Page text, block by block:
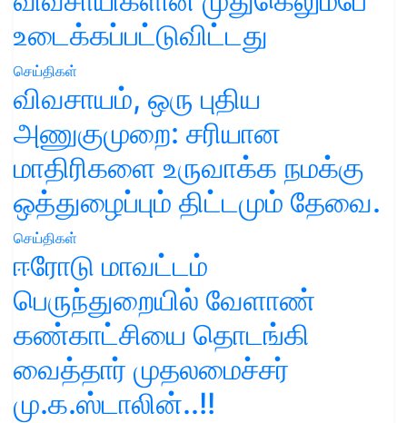
உடைக்கப்பட்டுவிட்டது
செய்திகள்
விவசாயம், ஒரு புதிய
அணுகுமுறை: சரியான
மாதிரிகளை உருவாக்க நமக்கு
ஒத்துழைப்பும் திட்டமும் தேவை.
செய்திகள்
ஈரோடு மாவட்டம்
பெருந்துறையில் வேளாண்
கண்காட்சியை தொடங்கி
வைத்தார் முதலமைச்சர்
மு.க.ஸ்டாலின்..!!